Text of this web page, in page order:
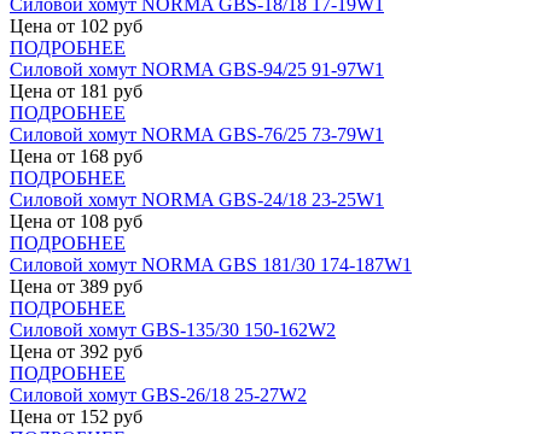
Цена от 102 руб
ПОДРОБНЕЕ
Силовой хомут NORMA GBS-94/25 91-97W1
Цена от 181 руб
ПОДРОБНЕЕ
Силовой хомут NORMA GBS-76/25 73-79W1
Цена от 168 руб
ПОДРОБНЕЕ
Силовой хомут NORMA GBS-24/18 23-25W1
Цена от 108 руб
ПОДРОБНЕЕ
Силовой хомут NORMA GBS 181/30 174-187W1
Цена от 389 руб
ПОДРОБНЕЕ
Силовой хомут GBS-135/30 150-162W2
Цена от 392 руб
ПОДРОБНЕЕ
Силовой хомут GBS-26/18 25-27W2
Цена от 152 руб